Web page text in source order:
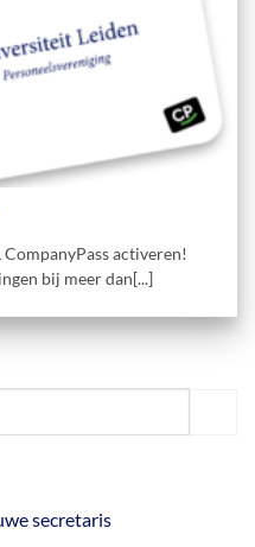
activeren!
bij meer dan[...]
secretaris